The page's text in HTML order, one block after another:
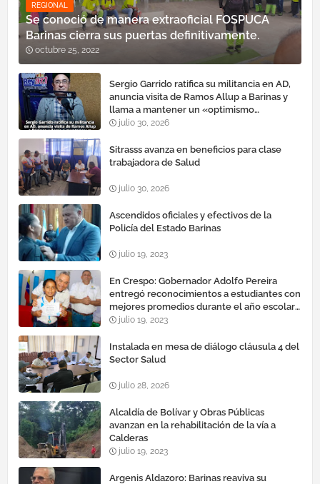
REGIONAL
Se conoció de manera extraoficial FOSPUCA
Barinas cierra sus puertas definitivamente.
octubre 25, 2022
Sergio Garrido ratifica su militancia en AD,
anuncia visita de Ramos Allup a Barinas y
llama a mantener un «optimismo
cauteloso»
julio 30, 2026
Sitrasss avanza en beneficios para clase
trabajadora de Salud
julio 30, 2026
Ascendidos oficiales y efectivos de la
Policía del Estado Barinas
julio 19, 2023
En Crespo: Gobernador Adolfo Pereira
entregó reconocimientos a estudiantes con
mejores promedios durante el año escolar
2022 – 2023
julio 19, 2023
Instalada en mesa de diálogo cláusula 4 del
Sector Salud
julio 28, 2026
Alcaldía de Bolívar y Obras Públicas
avanzan en la rehabilitación de la vía a
Calderas
julio 19, 2023
Argenis Aldazoro: Barinas reaviva su